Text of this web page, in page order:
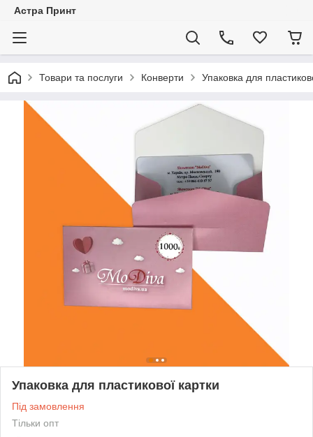
Астра Принт
Товари та послуги Конверти Упаковка для
Упаковка для пластикової картки
Під замовлення
Тільки опт